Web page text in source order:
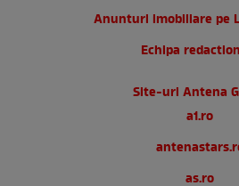
Anunturi imobiliare pe
Echipa
Site-uri Antena
a1.ro
as.ro